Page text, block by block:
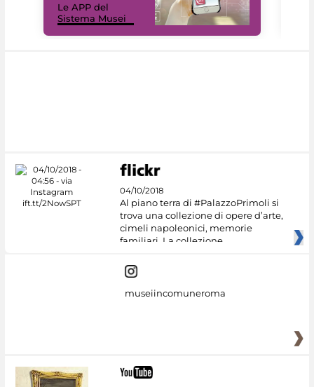
Le APP del
Sistema Musei
04/10/2018
Al piano terra di #PalazzoPrimoli si
trova una collezione di opere d’arte,
cimeli napoleonici, memorie
familiari. La collezione
museiincomuneroma